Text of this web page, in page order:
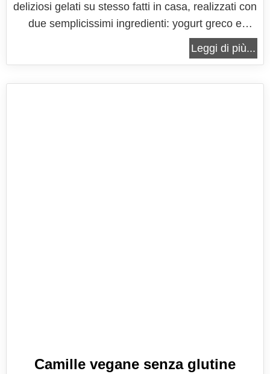
deliziosi gelati su stesso fatti in casa, realizzati con
due semplicissimi ingredienti: yogurt greco e
marmellata. L’idea semplice per questi gelati è di
Martha Stewart, che ha reso celebri numerosi
Leggi di più...
Camille vegane senza glutine